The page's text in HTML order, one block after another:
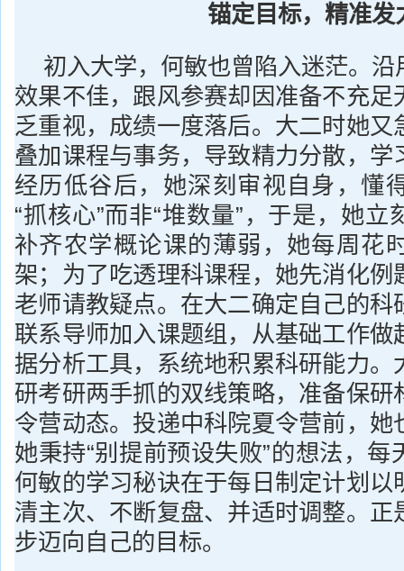
锚定目标，精准发
初入大学，何敏也曾陷入迷茫。
效果不佳，跟风参赛却因准备不充足
乏重视，成绩一度落后。大二时她又
叠加课程与事务，导致精力分散，学
经历低谷后，她深刻审视自身，懂
“抓核心”而非“堆数量”，于是，她
补齐农学概论课的薄弱，她每周花
架；为了吃透理科课程，她先消化例
老师请教疑点。在大二确定自己的科
联系导师加入课题组，从基础工作做
据分析工具，系统地积累科研能力。
研考研两手抓的双线策略，准备保研
令营动态。投递中科院夏令营前，她
她秉持“别提前预设失败”的想法，每
何敏的学习秘诀在于每日制定计划以
清主次、不断复盘、并适时调整。正
步迈向自己的目标。